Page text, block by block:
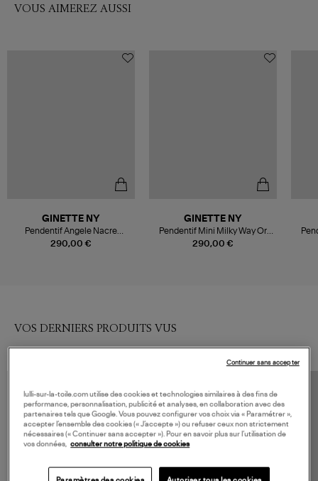
VOUS AIMEREZ AUSSI
290,00 €
GINETTE NY
Pendentif Angele Nacre
Blanche Or Rose
290,00 €
GINETTE NY
Pendentif Mini Milky Way Or
Rose
VOS DERNIERS PRODUITS VUS
lulli-sur-la-toile.com utilise des cookies et technologies similaires à des fins de
performance, personnalisation, publicité et analyses, en collaboration avec des
partenaires tels que Google. Vous pouvez configurer vos choix via « Paramétrer »,
accepter l’ensemble des cookies (« J’accepte ») ou refuser ceux non strictement
nécessaires (« Continuer sans accepter »). Pour en savoir plus sur l’utilisation de
vos données,
consulter notre politique de cookies
Continuer sans accepter